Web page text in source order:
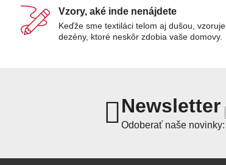
Vzory, aké inde nenájdete
Keďže sme textiláci telom aj dušou,
dezény, ktoré neskôr zdobia vaše domovy.
Newsletter
Odoberať naše novinky: